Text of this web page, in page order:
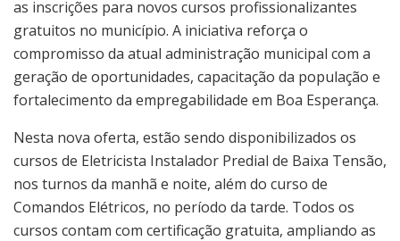
as inscrições para novos cursos profissionalizantes
gratuitos no município. A iniciativa reforça o
compromisso da atual administração municipal com a
geração de oportunidades, capacitação da população e
fortalecimento da empregabilidade em Boa Esperança.
Nesta nova oferta, estão sendo disponibilizados os
cursos de Eletricista Instalador Predial de Baixa Tensão,
nos turnos da manhã e noite, além do curso de
Comandos Elétricos, no período da tarde. Todos os
cursos contam com certificação gratuita, ampliando as